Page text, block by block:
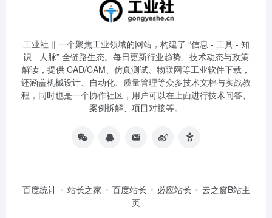
工业社 || 一个聚焦工业领域的网站，构建了 “信息 - 工具 - 知
识 - 人脉” 全链路生态。每日更新行业趋势、技术动态与政策
解读，提供 CAD/CAM、仿真测试、物联网等工业软件下载，
还涵盖机械设计、自动化、质量管理等众多技术文档与实战教
程，同时也是一个协作社区，用户可以在上面进行技术问答、
案例拆解、项目对接等。
百度统计 站长之家 百度站长 必应站长
云之窗B站主
页